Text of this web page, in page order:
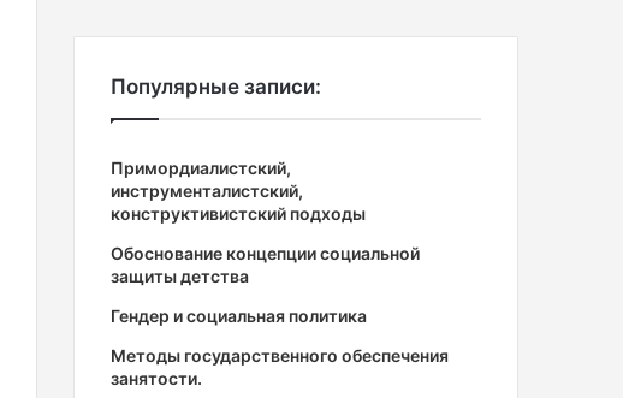
Популярные записи:
Примордиалистский,
инструменталистский,
конструктивистский подходы
Обоснование концепции социальной
защиты детства
Гендер и социальная политика
Методы государственного обеспечения
занятости.